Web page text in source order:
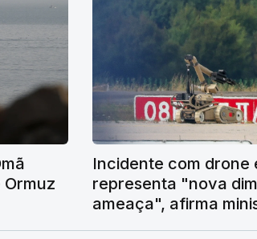
Incidente com drone
representa "nova
ameaça", afirma